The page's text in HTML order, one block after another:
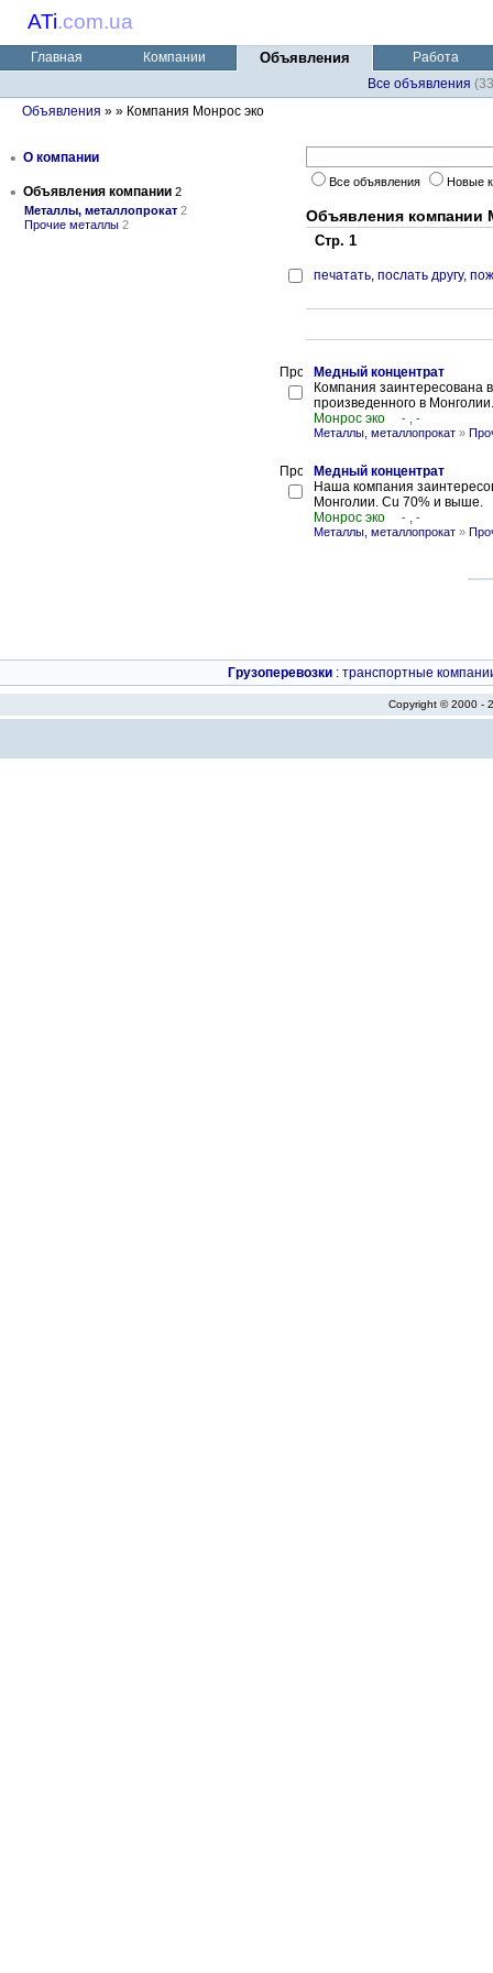
ATi.com.ua
Главная Компании Объявления
Работа
Все объявления
Объявления » » Компания Mонрос эко
• О компании
• Объявления компании 2
Металлы, металлопрокат 2
Прочие металлы 2
Все объявления Новые
Объявления компании
Стр. 1
печатать, послать другу,
Медный концентрат
Компания заинтересована
произведенного в Монголии.
Mонрос эко
- , -
Металлы, металлопрокат »
Медный концентрат
Наша компания
Монголии. Cu 70% и выше.
Mонрос эко
- , -
Металлы, металлопрокат »
Грузоперевозки : транспортные
Copyright © 2000 -